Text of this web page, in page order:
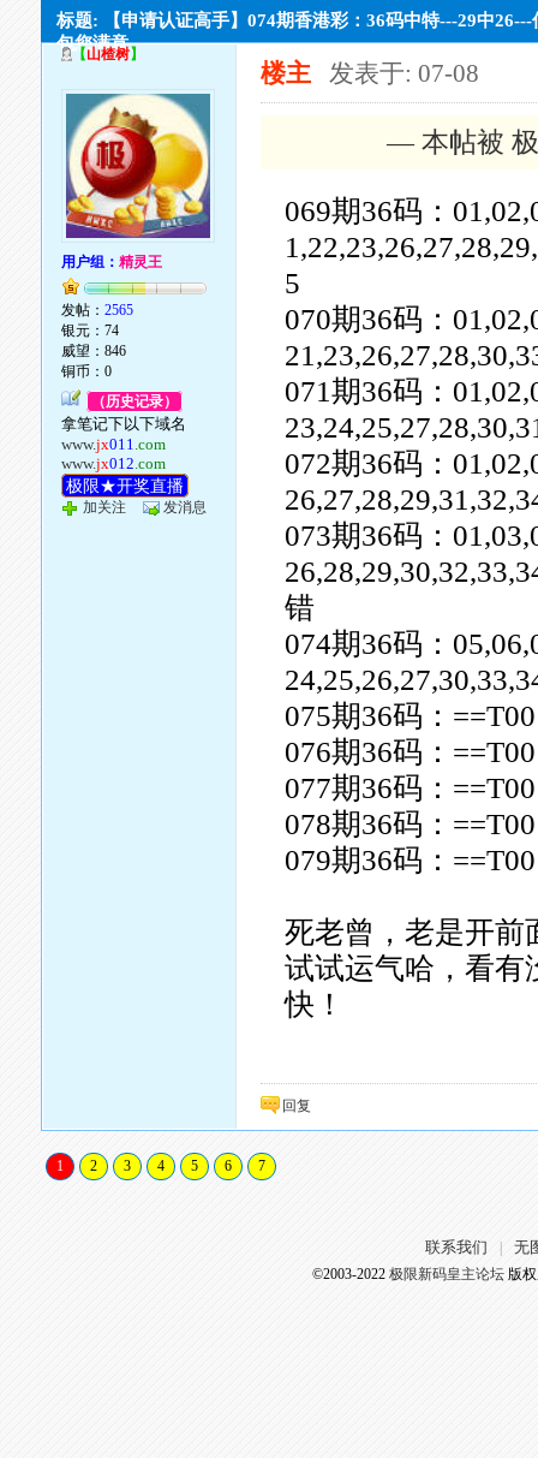
标题: 【申请认证高手】074期香港彩：36码中特---29中
包您满意。
【山楂树】
用户组：精灵王
发帖：2565
银元：74
威望：846
铜币：0
（历史记录）
拿笔记下以下域名
www.jx011.com
www.jx012.com
极限★开奖直播
加关注 发消息
楼主 发表于: 07-08
— 本帖被
069期36码：
5
070期36码：
071期36码：
072期36码：
073期36码：
错
074期36码：
075期36码：==T00
076期36码：==T00
077期36码：==T00
078期36码：==T00
079期36码：==T00
死老曾，老是开前
试试运气哈，看有
快！
回复
1 2 3 4 5 6 7
联系我们 无
©2003-2022 极限新码皇主论坛版权